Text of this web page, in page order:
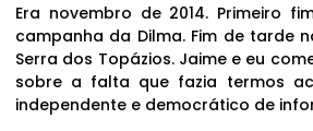
Era novembro de 2014. Primeiro
campanha da Dilma. Fim de tarde
Serra dos Topázios. Jaime e eu
sobre a falta que fazia termos
independente e democrático de